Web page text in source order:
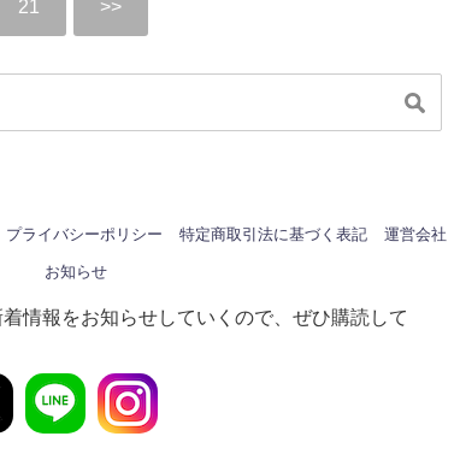
21
プライバシーポリシー 特定商取引法に基づく表記 運営会社
お知らせ
情報をお知らせしていくので、ぜひ購読して